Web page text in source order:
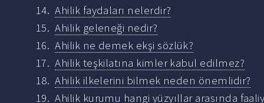
Ahilik faydaları nelerdir?
Ahilik geleneği nedir?
Ahilik ne demek ekşi sözlük?
Ahilik teşkilatına kimler kabul edilmez?
Ahilik ilkelerini bilmek neden önemlidir?
Ahilik kurumu hangi yüzyıllar arasında